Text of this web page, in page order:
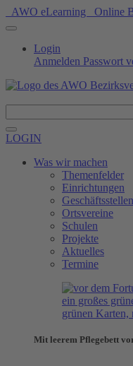
AWO eLearning Online
Login
Anmelden Passwort
LOGIN
Was wir machen
Themenfelder
Einrichtungen
Geschäftsstellen
Ortsvereine
Schulen
Projekte
Aktuelles
Termine
Mit leerem Pflegebett